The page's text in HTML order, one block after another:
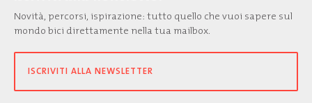
Novità, percorsi, ispirazione: tutto quello che vuoi sapere sul
mondo bici direttamente nella tua mailbox.
ISCRIVITI ALLA NEWSLETTER